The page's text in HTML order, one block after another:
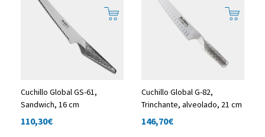
Cuchillo Global GS-61,
Sandwich, 16 cm
110,30€
Cuchillo Global G-82,
Trinchante, alveolado, 21 cm
146,70€